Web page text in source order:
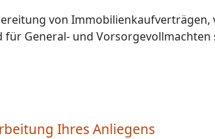
von Immobilienkaufverträgen,
für General- und
Ihres Anliegens